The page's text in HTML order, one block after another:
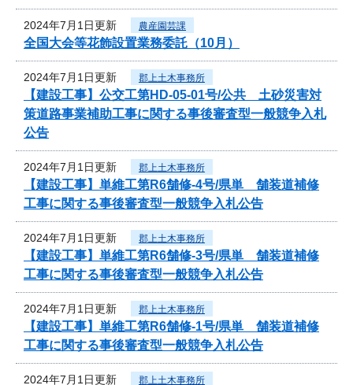
2024年7月1日更新 農産園芸課
全国大会等花飾設置業務委託（10月）
2024年7月1日更新 郡上土木事務所
【建設工事】公交工第HD-05-01号/公共 土砂災害対
策道路事業補助工事に関する事後審査型一般競争入札
公告
2024年7月1日更新 郡上土木事務所
【建設工事】単維工第R6舗修-4号/県単 舗装道補修
工事に関する事後審査型一般競争入札公告
2024年7月1日更新 郡上土木事務所
【建設工事】単維工第R6舗修-3号/県単 舗装道補修
工事に関する事後審査型一般競争入札公告
2024年7月1日更新 郡上土木事務所
【建設工事】単維工第R6舗修-1号/県単 舗装道補修
工事に関する事後審査型一般競争入札公告
2024年7月1日更新 郡上土木事務所